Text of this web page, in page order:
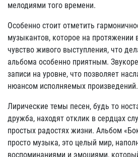
мелодиями того времени.
Особенно стоит отметить
музыкантов, которое на протяжении
чувство живого выступления, что
альбома особенно приятным.
записи на уровне, что позволяет
нюансом исполняемых произведений.
Лирические темы песен, будь то
дружба, находят отклик в сердцах
простых радостях жизни. Альбом
просто музыка, это целый мир,
воспоминаниями и эмоциями,